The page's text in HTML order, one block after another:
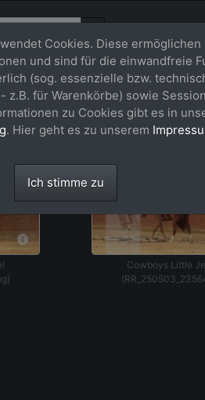
Cowboys Little
Cookies. Diese ermöglichen
und sind für die einwandfreie
(sog. essenzielle bzw.
z.B. für Warenkörbe) sowie
zu Cookies gibt es in
. Hier geht es zu unserem
Ich stimme zu